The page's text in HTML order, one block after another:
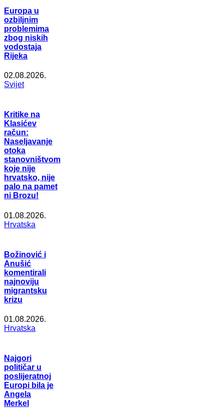
Europa u
ozbiljnim
problemima
zbog niskih
vodostaja
Rijeka
02.08.2026.
Svijet
Kritike na
Klasićev
račun:
Naseljavanje
otoka
stanovništvom
koje nije
hrvatsko, nije
palo na pamet
ni Brozu!
01.08.2026.
Hrvatska
Božinović i
Anušić
komentirali
najnoviju
migrantsku
krizu
01.08.2026.
Hrvatska
Najgori
političar u
poslijeratnoj
Europi bila je
Angela
Merkel